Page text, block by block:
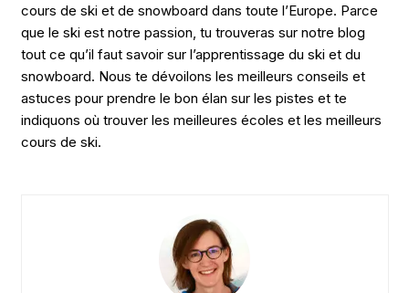
cours de ski et de snowboard dans toute l’Europe. Parce
que le ski est notre passion, tu trouveras sur notre blog
tout ce qu’il faut savoir sur l’apprentissage du ski et du
snowboard. Nous te dévoilons les meilleurs conseils et
astuces pour prendre le bon élan sur les pistes et te
indiquons où trouver les meilleures écoles et les meilleurs
cours de ski.